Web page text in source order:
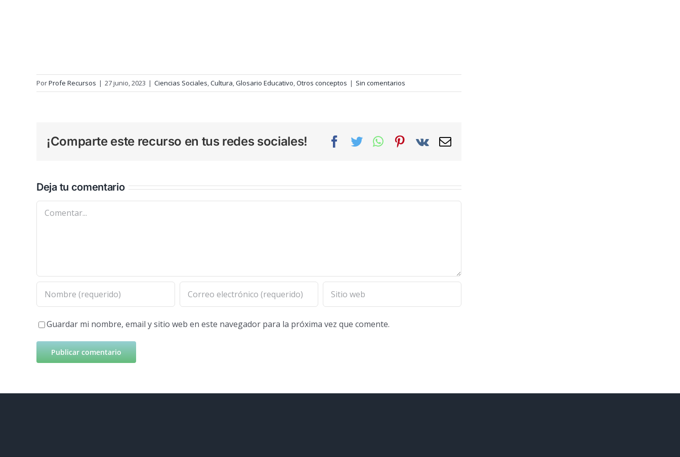
PorProfe Recursos | 27 junio, 2023 | Ciencias Sociales,Cultura,Glosario Educativo,Otros conceptos | Sin comentarios
¡Comparte este recurso en tus redes sociales! Facebook
TwitterWhatsAppPinterest
Vk
Correo
Deja tu comentario
Comentar
Guardar mi nombre, email y sitio web en este navegador para la próxima vez que comente.